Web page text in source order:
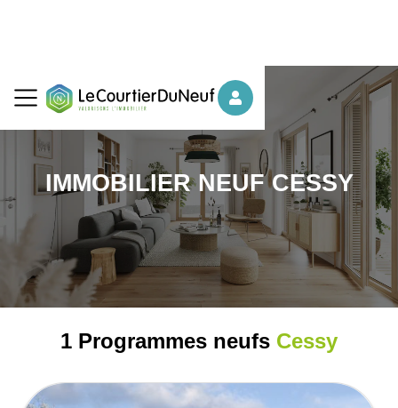
IMMOBILIER NEUF CESSY
1 Programmes neufs Cessy